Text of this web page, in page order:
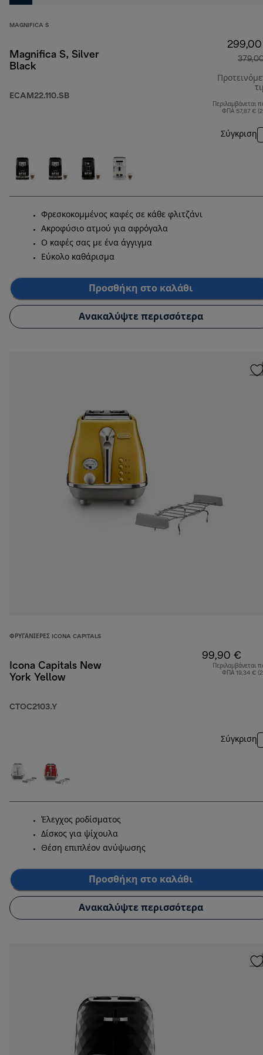
MAGNIFICA S
Magnifica S, Silver
Black
ECAM22.110.SB
Περιλαμβάνεται
ΦΠΑ 57,87 €
Σύγκριση
Φρεσκοκομμένος καφές σε κάθε φλιτζάνι
Ακροφύσιο ατμού για αφρόγαλα
Ο καφές σας με ένα άγγιγμα
Εύκολο καθάρισμα
Προσθήκη στο καλάθι
Ανακαλύψτε περισσότερα
ΦΡΥΓΑΝΙΈΡΕΣ ICONA CAPITALS
Icona Capitals New
York Yellow
CTOC2103.Y
99,90 €
Περιλαμβάνεται
ΦΠΑ 19,34 €
Σύγκριση
Έλεγχος ροδίσματος
Δίσκος για ψίχουλα
Θέση επιπλέον ανύψωσης
Προσθήκη στο καλάθι
Ανακαλύψτε περισσότερα